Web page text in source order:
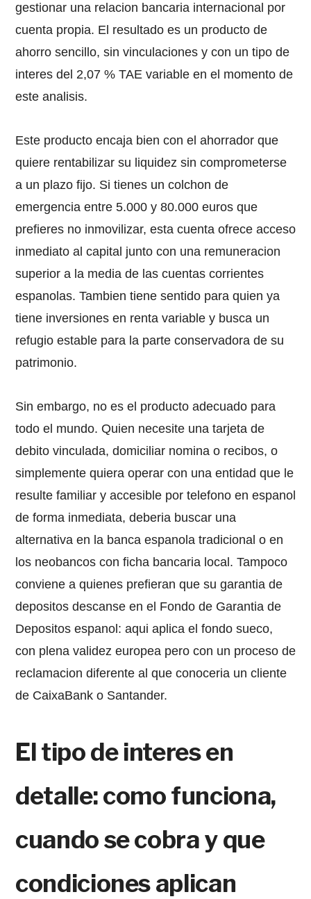
gestionar una relacion bancaria internacional por
cuenta propia. El resultado es un producto de
ahorro sencillo, sin vinculaciones y con un tipo de
interes del 2,07 % TAE variable en el momento de
este analisis.
Este producto encaja bien con el ahorrador que
quiere rentabilizar su liquidez sin comprometerse
a un plazo fijo. Si tienes un colchon de
emergencia entre 5.000 y 80.000 euros que
prefieres no inmovilizar, esta cuenta ofrece acceso
inmediato al capital junto con una remuneracion
superior a la media de las cuentas corrientes
espanolas. Tambien tiene sentido para quien ya
tiene inversiones en renta variable y busca un
refugio estable para la parte conservadora de su
patrimonio.
Sin embargo, no es el producto adecuado para
todo el mundo. Quien necesite una tarjeta de
debito vinculada, domiciliar nomina o recibos, o
simplemente quiera operar con una entidad que le
resulte familiar y accesible por telefono en espanol
de forma inmediata, deberia buscar una
alternativa en la banca espanola tradicional o en
los neobancos con ficha bancaria local. Tampoco
conviene a quienes prefieran que su garantia de
depositos descanse en el Fondo de Garantia de
Depositos espanol: aqui aplica el fondo sueco,
con plena validez europea pero con un proceso de
reclamacion diferente al que conoceria un cliente
de CaixaBank o Santander.
El tipo de interes en
detalle: como funciona,
cuando se cobra y que
condiciones aplican